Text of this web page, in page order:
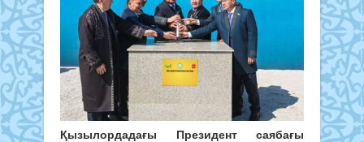
Қызылордадағы Президент саябағы